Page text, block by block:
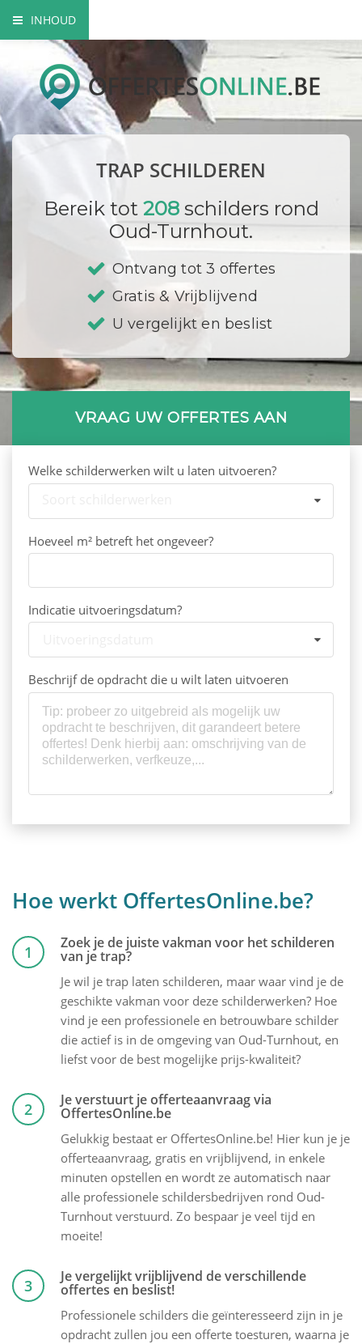
INHOUD
Mogelijkheden trap schilderen
Verfsoorten
Hoe gaat een professional te werk
Andere traprenovaties
Doe het zelf
TRAP SCHILDEREN
Bereik tot 208schilders rond
Oud-Turnhout.
Ontvang tot 3 offertes
Gratis & Vrijblijvend
U vergelijkt en beslist
VRAAG UW OFFERTES AAN
Welke schilderwerken wilt u laten uitvoeren?
Hoeveel m² betreft het ongeveer?
Indicatie uitvoeringsdatum?
Beschrijf de opdracht die u wilt laten uitvoeren
Hoe werkt OffertesOnline.be?
1 Zoek je de juiste vakman voor het schilderen
van je trap?
Je wil je trap laten schilderen, maar waar vind je de
geschikte vakman voor deze schilderwerken? Hoe
vind je een professionele en betrouwbare schilder
die actief is in de omgeving van Oud-Turnhout, en
liefst voor de best mogelijke prijs-kwaliteit?
2 Je verstuurt je offerteaanvraag via
OffertesOnline.be
Gelukkig bestaat er OffertesOnline.be! Hier kun je je
offerteaanvraag, gratis en vrijblijvend, in enkele
minuten opstellen en wordt ze automatisch naar
alle professionele schildersbedrijven rond Oud-
Turnhout verstuurd. Zo bespaar je veel tijd en
moeite!
3 Je vergelijkt vrijblijvend de verschillende
offertes en beslist!
Professionele schilders die geïnteresseerd zijn in je
opdracht zullen jou een offerte toesturen, waarna je